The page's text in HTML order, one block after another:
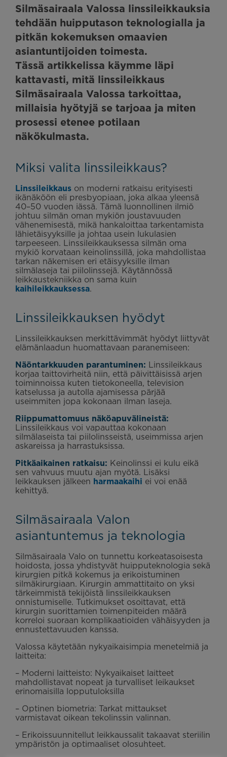
Silmäsairaala Valossa linssileikkauksia
tehdään huipputason teknologialla ja
pitkän kokemuksen omaavien
asiantuntijoiden toimesta.
Tässä artikkelissa käymme läpi
kattavasti, mitä linssileikkaus
Silmäsairaala Valossa tarkoittaa,
millaisia hyötyjä se tarjoaa ja miten
prosessi etenee potilaan
näkökulmasta.
Miksi valita linssileikkaus?
Linssileikkaus on moderni ratkaisu erityisesti
ikänäköön eli presbyopiaan, joka alkaa yleensä
40–50 vuoden iässä. Tämä luonnollinen ilmiö
johtuu silmän oman mykiön joustavuuden
vähenemisestä, mikä hankaloittaa tarkentamista
lähietäisyyksille ja johtaa usein lukulasien
tarpeeseen. Linssileikkauksessa silmän oma
mykiö korvataan keinolinssillä, joka mahdollistaa
tarkan näkemisen eri etäisyyksille ilman
silmälaseja tai piilolinssejä. Käytännössä
leikkaustekniikka on sama kuin
kaihileikkauksessa.
Linssileikkauksen hyödyt
Linssileikkauksen merkittävimmät hyödyt liittyvät
elämänlaadun huomattavaan paranemiseen:
Näöntarkkuuden parantuminen: Linssileikkaus
korjaa taittovirheitä niin, että päivittäisissä arjen
toiminnoissa kuten tietokoneella, television
katselussa ja autolla ajamisessa pärjää
useimmiten jopa kokonaan ilman laseja.
Riippumattomuus näköapuvälineistä:
Linssileikkaus voi vapauttaa kokonaan
silmälaseista tai piilolinsseistä, useimmissa arjen
askareissa ja harrastuksissa.
Pitkäaikainen ratkaisu: Keinolinssi ei kulu eikä
sen vahvuus muutu ajan myötä. Lisäksi
leikkauksen jälkeen harmaakaihi ei voi enää
kehittyä.
Silmäsairaala Valon
asiantuntemus ja teknologia
Silmäsairaala Valo on tunnettu korkeatasoisesta
hoidosta, jossa yhdistyvät huipputeknologia sekä
kirurgien pitkä kokemus ja erikoistuminen
silmäkirurgiaan. Kirurgin ammattitaito on yksi
tärkeimmistä tekijöistä linssileikkauksen
onnistumiselle. Tutkimukset osoittavat, että
kirurgin suorittamien toimenpiteiden määrä
korreloi suoraan komplikaatioiden vähäisyyden ja
ennustettavuuden kanssa.
Valossa käytetään nykyaikaisimpia menetelmiä ja
laitteita:
– Moderni laitteisto: Nykyaikaiset laitteet
mahdollistavat nopeat ja turvalliset leikaukset
erinomaisilla lopputuloksilla
– Optinen biometria: Tarkat mittaukset
varmistavat oikean tekolinssin valinnan.
– Erikoissuunnitellut leikkaussalit takaavat steriilin
ympäristön ja optimaaliset olosuhteet.